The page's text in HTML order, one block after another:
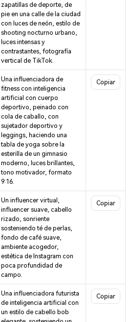
zapatillas de deporte, de
pie en una calle de la ciudad
con luces de neón, estilo de
shooting nocturno urbano,
luces intensas y
contrastantes, fotografía
vertical de TikTok.
Una influenciadora de
fitness con inteligencia
artificial con cuerpo
deportivo, peinado con
cola de caballo, con
sujetador deportivo y
leggings, haciendo una
tabla de yoga sobre la
esterilla de un gimnasio
moderno, luces brillantes,
tono motivador, formato
9:16.
Copiar
Un influencer virtual,
influencer suave, cabello
rizado, sonriente
sosteniendo té de perlas,
fondo de café suave,
ambiente acogedor,
estética de Instagram con
poca profundidad de
campo.
Copiar
Una influenciadora futurista
de inteligencia artificial con
un estilo de cabello bob
Copiar